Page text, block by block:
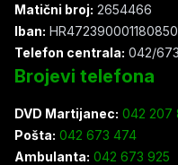
Matični broj: 2654466
Iban:
Telefon centrala: 042/
Brojevi telefona
DVD Martijanec: 042 207
Pošta: 042 673 474
Ambulanta: 042 673 925